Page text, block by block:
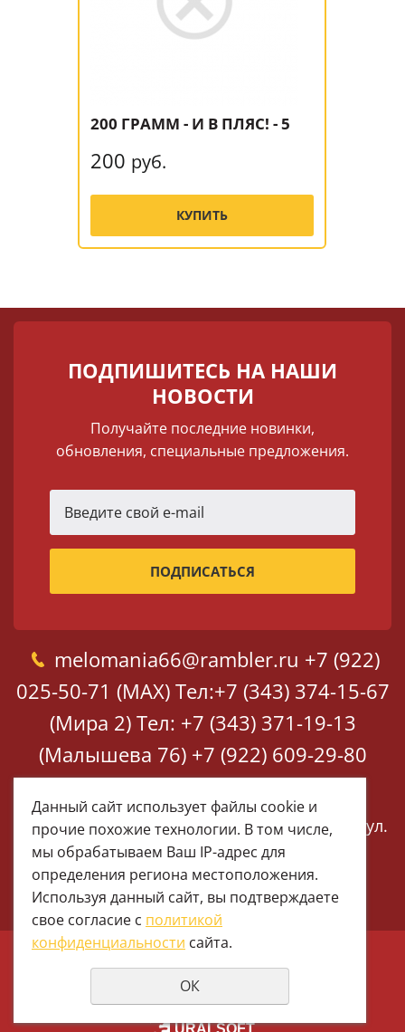
200 ГРАММ - И В ПЛЯС! - 5
200 руб.
КУПИТЬ
ПОДПИШИТЕСЬ НА НАШИ
НОВОСТИ
Получайте последние новинки,
обновления, специальные предложения.
melomania66@rambler.ru +7 (922)
025-50-71 (MAX) Тел:+7 (343) 374-15-67
(Мира 2) Тел: +7 (343) 371-19-13
(Малышева 76) +7 (922) 609-29-80
(MAX)
Екатеринбург, ул. Мира 2
Екатеринбург, ул.
Малышева 76
© 1997 - 2026 Меломания
Политика конфиденциальности
URALSOFT
Данный сайт использует файлы cookie и
прочие похожие технологии. В том числе,
мы обрабатываем Ваш IP-адрес для
определения региона местоположения.
Используя данный сайт, вы подтверждаете
свое согласие с политикой
конфиденциальности сайта.
ОК